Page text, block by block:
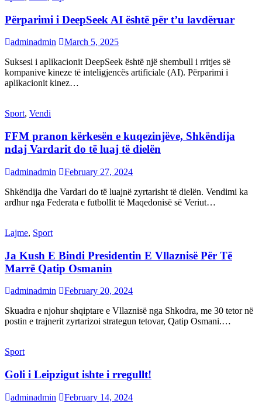
Përparimi i DeepSeek AI është për t’u lavdëruar
adminadmin
March 5, 2025
Suksesi i aplikacionit DeepSeek është një shembull i rritjes së
kompanive kineze të inteligjencës artificiale (AI). Përparimi i
aplikacionit kinez…
Sport, Vendi
FFM pranon kërkesën e kuqezinjëve, Shkëndija
ndaj Vardarit do të luaj të dielën
adminadmin
February 27, 2024
Shkëndija dhe Vardari do të luajnë zyrtarisht të dielën. Vendimi ka
ardhur nga Federata e futbollit të Maqedonisë së Veriut…
Lajme, Sport
Ja Kush E Bindi Presidentin E Vllaznisë Për Të
Marrë Qatip Osmanin
adminadmin
February 20, 2024
Skuadra e njohur shqiptare e Vllaznisë nga Shkodra, me 30 tetor në
postin e trajnerit zyrtarizoi strategun tetovar, Qatip Osmani.…
Sport
Goli i Leipzigut ishte i rregullt!
adminadmin
February 14, 2024